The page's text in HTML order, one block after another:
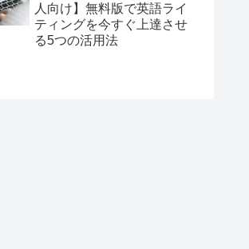
人向け】無料版で英語ライ
ティングを今すぐ上達させ
る5つの活用法